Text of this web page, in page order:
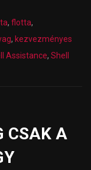
, flotta,
, kezvezményes
Assistance, Shell
CSAK A